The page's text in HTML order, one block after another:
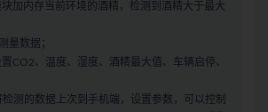
加内存当前环境的酒精，检测到酒精大于最大
量数据；
CO2、温度、湿度、酒精最大值、车辆启停、
测的数据上次到手机端，设置参数，可以控制